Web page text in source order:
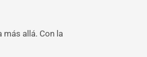
más allá. Con la